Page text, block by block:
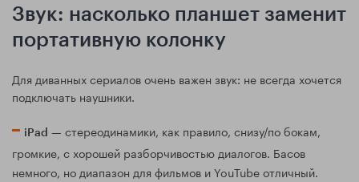
Звук: насколько планшет заменит
портативную колонку
Для диванных сериалов очень важен звук: не всегда хочется
подключать наушники.
iPad — стереодинамики, как правило, снизу/по бокам,
громкие, с хорошей разборчивостью диалогов. Басов
немного, но диапазон для фильмов и YouTube отличный.